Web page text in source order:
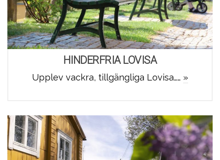
HINDERFRIA LOVISA
Upplev vackra, tillgängliga Lovisa…… »